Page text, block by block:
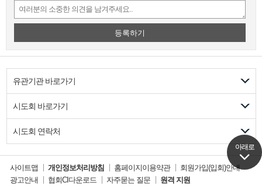
아래로
등록하기
유관기관 바로가기
시도회 바로가기
시도회 연락처
사이트맵 개인정보처리방침 홈페이지이용약관
회원가입(입회)안내
광고안내
협회CI다운로드 자주묻는 질문 원격 지원
아래로